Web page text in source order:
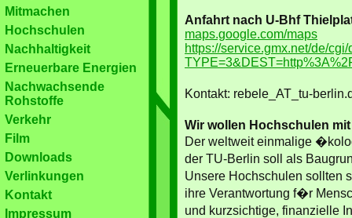
Mitmachen
Hochschulen
Nachhaltigkeit
Erneuerbare Energien
Nachwachsende
Rohstoffe
Verkehr
Film
Downloads
Verlinkungen
Kontakt
Impressum
Anfahrt nach U-Bhf
maps.google.com/maps
https://service.gmx.net/de/cgi/
Kontakt: rebele_AT_tu-
Wir wollen Hochschulen
Der weltweit einmalige
der TU-Berlin soll als
Unsere Hochschulen sollten
ihre Verantwortung f�r
und kurzsichtige, finanzielle